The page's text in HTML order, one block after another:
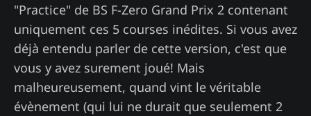
"Practice" de BS F-Zero Grand Prix 2 contenant
uniquement ces 5 courses inédites. Si vous avez
déjà entendu parler de cette version, c'est que
vous y avez surement joué! Mais
malheureusement, quand vint le véritable
évènement (qui lui ne durait que seulement 2